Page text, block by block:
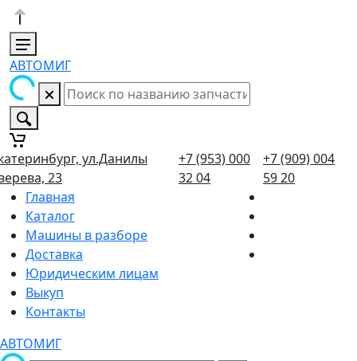
АВТОМИГ
ул.Данилы
23
+7 (953) 000
32 04
+7 (909) 004
59 20
Главная
Каталог
Машины в разборе
Доставка
Юридическим лицам
Выкуп
Контакты
АВТОМИГ